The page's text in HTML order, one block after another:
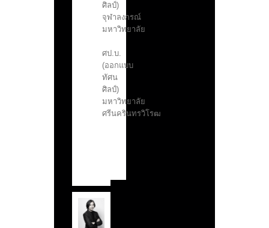
ศิลป์)
จุฬาลงกรณ์
มหาวิทยาลัย
ศป.บ.
(ออกแบบ
ทัศน
ศิลป์)
มหาวิทยาลัย
ศรีนครินทรวิโรฒ